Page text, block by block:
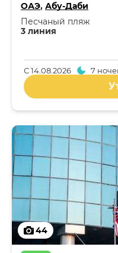
ОАЭ, Абу-Даби
3 линия
Песчаный пляж
С14.08.2026 7
44